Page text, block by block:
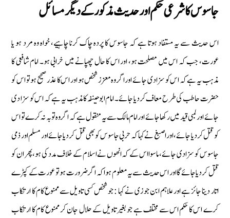
جاسوس کا شرعی حکم اور حدیث مذکور کے دیگر مسائل
اس حدیث سے یہ مستفاد ہوتا ہے کہ جاسوس کا پردہ چاک کرنا چاہیے، خواہ وہ مرد ہو یا
عورت، جب کہ اس میں مصلحت ہو، اور اس کا حال چھپانے میں خرابی ہو۔ امام شافعی کا
مذہب یہ ہے کہ اس کو سزا دی جائے اور اگر وہ معزز شخص ہو اور اس کا عذر صحیح ہو تو اس کو
حضرت حاطب کی طرح معاف کردیا جائے۔ امام ابوحینفہ کا مذہب یہ ہے کہ اس کو سزا دی
جائے اور لمبی قید میں رکھا جائے اور امام مالک سے یہ منقول ہے کہ اگر وہ توبہ نہ کرے تو اس
کو قتل کردیا جائے، اور اصبغ نے کہا کہ حربی جاسوس کو بھی قتل کردیا جائے اور مسلم اور ذمی
جاسوس کو سزا دی جائے، ماسوا اس کے کہ انھوں نے اسلام کے خلاف مدد کی ہو، پھر ان کو
قتل کردیا جائے گا اور اس حدیث سے یہ معلوم ہوا کہ اگر ضرورت ہو تو عورت کے کپڑے
اتار دینا جائز ہے اور علاہم ابن جوزی نے کہا : جو شخص کسی تاویل سے ممنوع کام کا ارتکاب
کرے اس کا حکم اس سے مختلف ہے جو بغیر تاویل کے حلال جان کر ممنوع کام کا ارتکاب